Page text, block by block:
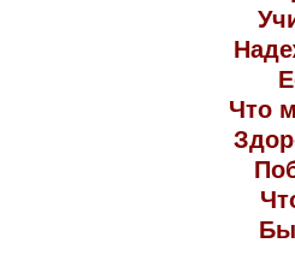
Что